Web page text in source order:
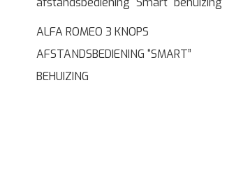
ALFA ROMEO 3 KNOPS
AFSTANDSBEDIENING “SMART”
BEHUIZING